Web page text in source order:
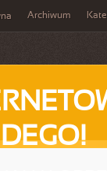
Archiwum